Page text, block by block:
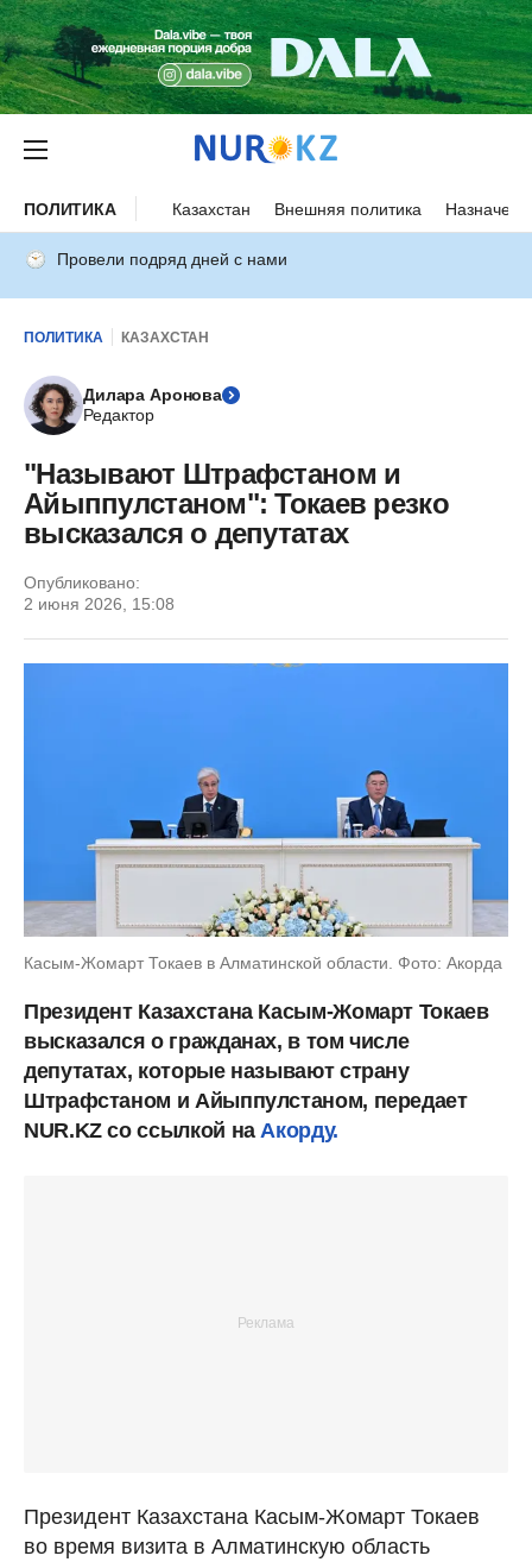
ПОЛИТИКА Казахстан Внешняя политика
Провели подряд дней с нами
ПОЛИТИКА КАЗАХСТАН
Дилара Аронова
Редактор
"Называют Штрафстаном и
Айыппулстаном": Токаев резко
высказался о депутатах
Опубликовано:
2 июня 2026, 15:08
Касым-Жомарт Токаев в Алматинской области. Фото: Акорда
Президент Казахстана Касым-Жомарт Токаев
высказался о гражданах, в том числе
депутатах, которые называют страну
Штрафстаном и Айыппулстаном, передает
NUR.KZ со ссылкой на Акорду.
Президент Казахстана Касым-Жомарт Токаев
во время визита в Алматинскую область